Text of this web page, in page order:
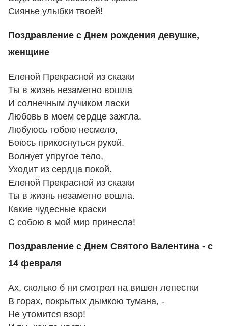
Сиянье улыбки твоей!
Поздравление с Днем рождения девушке,
женщине
Еленой Прекрасной из сказки
Ты в жизнь незаметно вошла
И солнечным лучиком ласки
Любовь в моем сердце зажгла.
Любуюсь тобою несмело,
Боюсь прикоснуться рукой.
Волнует упругое тело,
Уходит из сердца покой.
Еленой Прекрасной из сказки
Ты в жизнь незаметно вошла.
Какие чудесные краски
С собою в мой мир принесла!
Поздравление с Днем Святого Валентина - с
14 февраля
Ах, сколько б ни смотрел на вишен лепестки
В горах, покрытых дымкою тумана, -
Hе утомится взоp!